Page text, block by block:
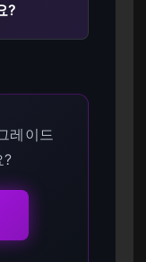
?
레이드
?